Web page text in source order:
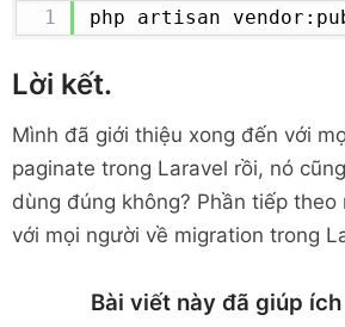
php artisan
Lời kết.
Mình đã giới thiệu xong đến với
paginate trong Laravel rồi, nó
dùng đúng không? Phần tiếp theo
với mọi người về migration trong
Bài viết này đã giúp